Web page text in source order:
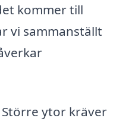
kommer till
vi sammanställt
ytor kräver